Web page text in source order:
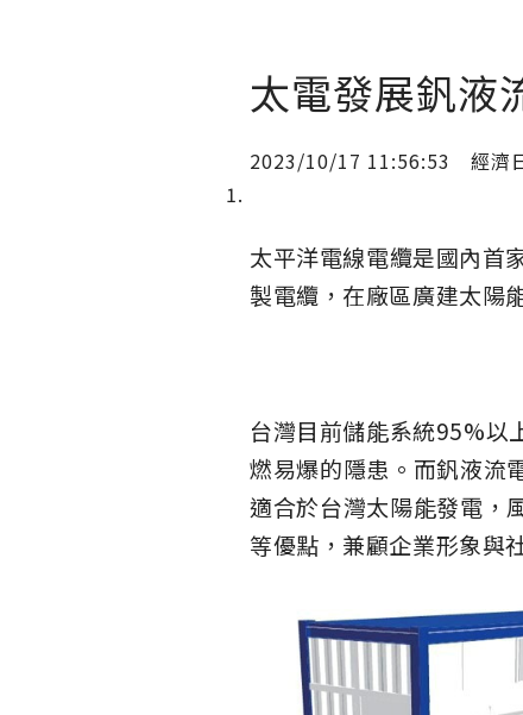
太電發展釩液
2023/10/17 11:56:53 經濟
太平洋電線電纜是國內首
製電纜，在廠區廣建太陽
台灣目前儲能系統95%以
燃易爆的隱患。而釩液流
適合於台灣太陽能發電，
等優點，兼顧企業形象與